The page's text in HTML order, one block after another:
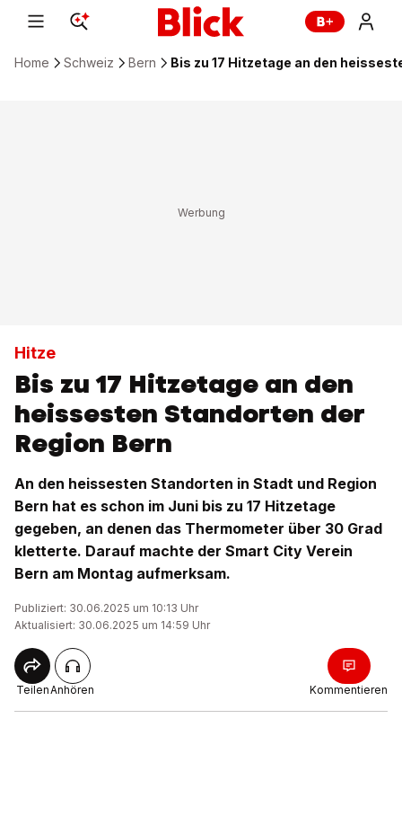
Home Schweiz Bern Bis zu 17 Hitzetage an den
Hitze
Bis zu 17 Hitzetage an den
heissesten Standorten der
Region Bern
An den heissesten Standorten in Stadt und Region
Bern hat es schon im Juni bis zu 17 Hitzetage
gegeben, an denen das Thermometer über 30 Grad
kletterte. Darauf machte der Smart City Verein
Bern am Montag aufmerksam.
Publiziert: 30.06.2025 um 10:13 Uhr
Aktualisiert: 30.06.2025 um 14:59 Uhr
TeilenAnhören Kommentieren